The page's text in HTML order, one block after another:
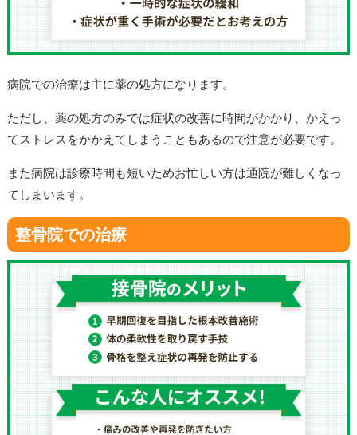
病院での治療は主に薬の処方になります。
ただし、薬の処方のみでは症状の改善に時間がかかり、かえっ
てストレスをかかえてしまうこともあるので注意が必要です。
また病院は診療時間も短いためお忙しい方は通院が難しくなっ
てしまいます。
整骨院での治療